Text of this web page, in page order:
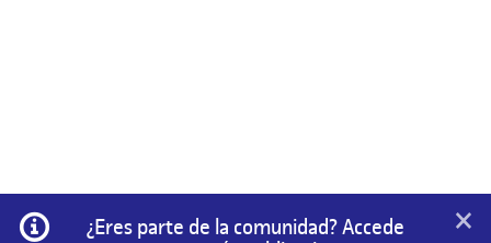
Información
¿Eres parte de la comunidad? Accede
×